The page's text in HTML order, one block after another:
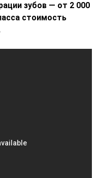
зубов — от 2 000
стоимость